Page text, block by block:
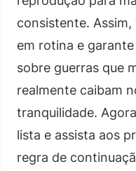
consistente.
em rotina e
sobre guerras que
realmente caibam
tranquilidade.
lista e assista aos
regra de